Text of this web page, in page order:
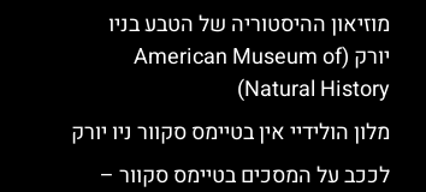
מוזיאון ההיסטוריה של הטבע בניו
יורק (American Museum of
Natural History)
מלון הולידיי אין בטיימס סקוור ניו יורק
לככב על המסכים בטיימס סקוור –